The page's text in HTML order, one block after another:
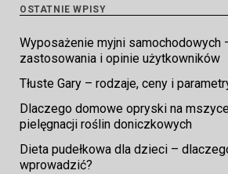
OSTATNIE WPISY
Wyposażenie myjni samochodowych
zastosowania i opinie użytkowników
Tłuste Gary – rodzaje, ceny i
Dlaczego domowe opryski na
pielęgnacji roślin doniczkowych
Dieta pudełkowa dla dzieci –
wprowadzić?